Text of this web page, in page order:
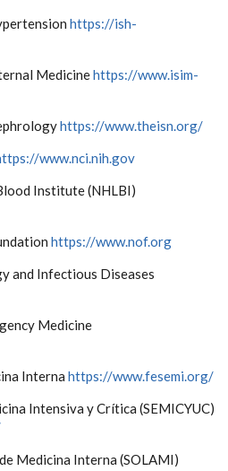
https://ish-
Medicinehttps://www.isim-
https://www.theisn.org/
www.nci.nih.gov
Institute (NHLBI)
https://www.nof.org
and Infectious Diseases
Medicine
Interna https://www.fesemi.org/
Intensiva y Crítica (SEMICYUC)
Medicina Interna (SOLAMI)